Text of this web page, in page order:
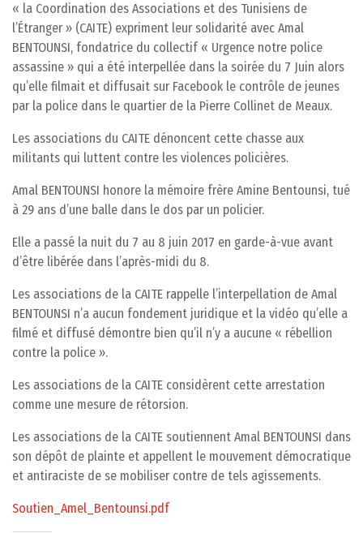
« la Coordination des Associations et des Tunisiens de
l’Étranger » (CAITE) expriment leur solidarité avec Amal
BENTOUNSI, fondatrice du collectif « Urgence notre police
assassine » qui a été interpellée dans la soirée du 7 Juin alors
qu’elle filmait et diffusait sur Facebook le contrôle de jeunes
par la police dans le quartier de la Pierre Collinet de Meaux.
Les associations du CAITE dénoncent cette chasse aux
militants qui luttent contre les violences policières.
Amal BENTOUNSI honore la mémoire frère Amine Bentounsi, tué
à 29 ans d’une balle dans le dos par un policier.
Elle a passé la nuit du 7 au 8 juin 2017 en garde-à-vue avant
d’être libérée dans l’après-midi du 8.
Les associations de la CAITE rappelle l’interpellation de Amal
BENTOUNSI n’a aucun fondement juridique et la vidéo qu’elle a
filmé et diffusé démontre bien qu’il n’y a aucune « rébellion
contre la police ».
Les associations de la CAITE considèrent cette arrestation
comme une mesure de rétorsion.
Les associations de la CAITE soutiennent Amal BENTOUNSI dans
son dépôt de plainte et appellent le mouvement démocratique
et antiraciste de se mobiliser contre de tels agissements.
Soutien_Amel_Bentounsi.pdf